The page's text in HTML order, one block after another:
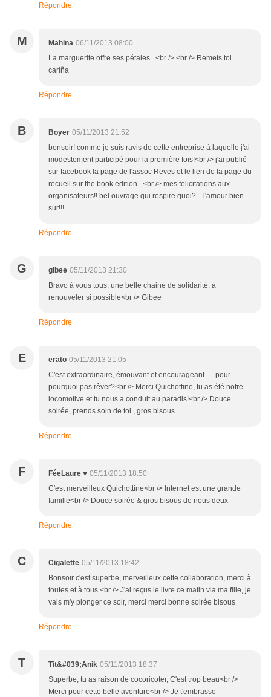
Répondre
M Mahina 06/11/2013 08:00
La marguerite offre ses pétales...<br /> <br /> Remets toi
cariña
Répondre
B Boyer 05/11/2013 21:52
bonsoir! comme je suis ravis de cette entreprise à laquelle j'ai
modestement participé pour la première fois!<br /> j'ai publié
sur facebook la page de l'assoc Reves et le lien de la page du
recueil sur the book edition...<br /> mes felicitations aux
organisateurs!! bel ouvrage qui respire quoi?... l'amour bien-
sur!!!
Répondre
G gibee 05/11/2013 21:30
Bravo à vous tous, une belle chaine de solidarité, à
renouveler si possible<br /> Gibee
Répondre
E erato 05/11/2013 21:05
C'est extraordinaire, émouvant et encourageant .... pour ....
pourquoi pas rêver?<br /> Merci Quichottine, tu as été notre
locomotive et tu nous a conduit au paradis!<br /> Douce
soirée, prends soin de toi , gros bisous
Répondre
F FéeLaure ♥ 05/11/2013 18:50
C'est merveilleux Quichottine<br /> Internet est une grande
famille<br /> Douce soirée & gros bisous de nous deux
Répondre
C Cigalette 05/11/2013 18:42
Bonsoir c'est superbe, merveilleux cette collaboration, merci à
toutes et à tous.<br /> J'ai reçus le livre ce matin via ma fille, je
vais m'y plonger ce soir, merci merci bonne soirée bisous
Répondre
T Tit&#039;Anik 05/11/2013 18:37
Superbe, tu as raison de cocoricoter, C'est trop beau<br />
Merci pour cette belle aventure<br /> Je t'embrasse